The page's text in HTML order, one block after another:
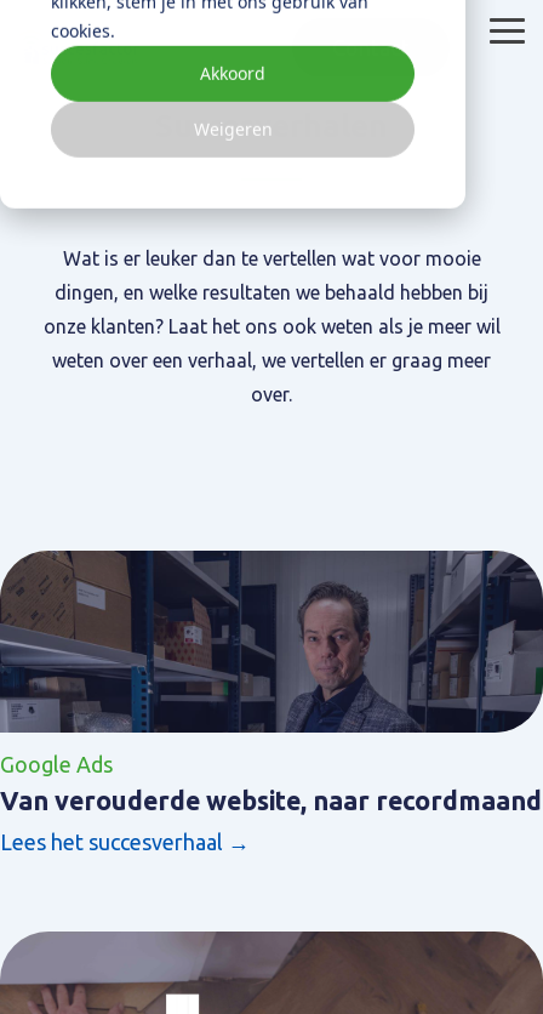
cookies.
Akkoord
Weigeren
content.
Wat is jouw doel?
Beheer je processen efficiënter
Meer klanten
Vergroot je bereik en conversies
Inspiratie
Krijg inzicht in praktische toepassingen met online
marketing en HubSpot
Over ons
Waar staan we voor
HubSpot Partner
Met Succesfactor als HubSpot Partner betere
ondersteuning
Succesverhalen
Wat is er leuker dan te vertellen wat voor mooie
dingen, en welke resultaten we behaald hebben bij
onze klanten? Laat het ons ook weten als je meer wil
weten over een verhaal, we vertellen er graag meer
over.
Google Ads
Van verouderde website, naar recordmaand
Lees het succesverhaal →